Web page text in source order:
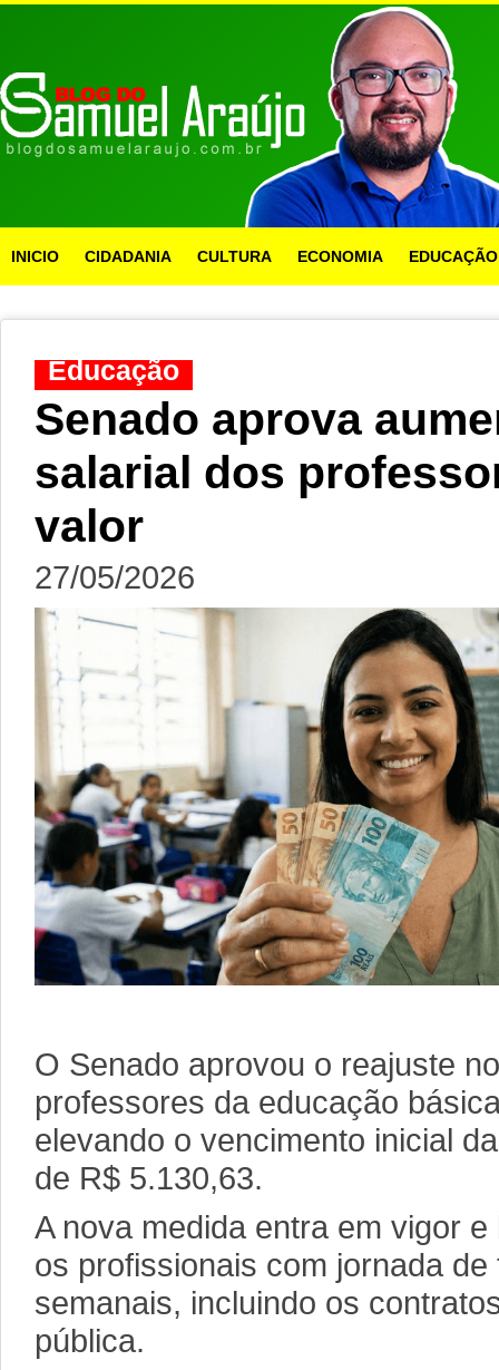
INICIO CIDADANIA CULTURA ECONOMIA EDUCAÇÃO
Educação
Senado aprova
salarial dos
valor
27/05/2026
O Senado aprovou o reajuste
professores da educação
elevando o vencimento inicial
de R$ 5.130,63.
A nova medida entra em vigor
os profissionais com jornada
semanais, incluindo os
pública.